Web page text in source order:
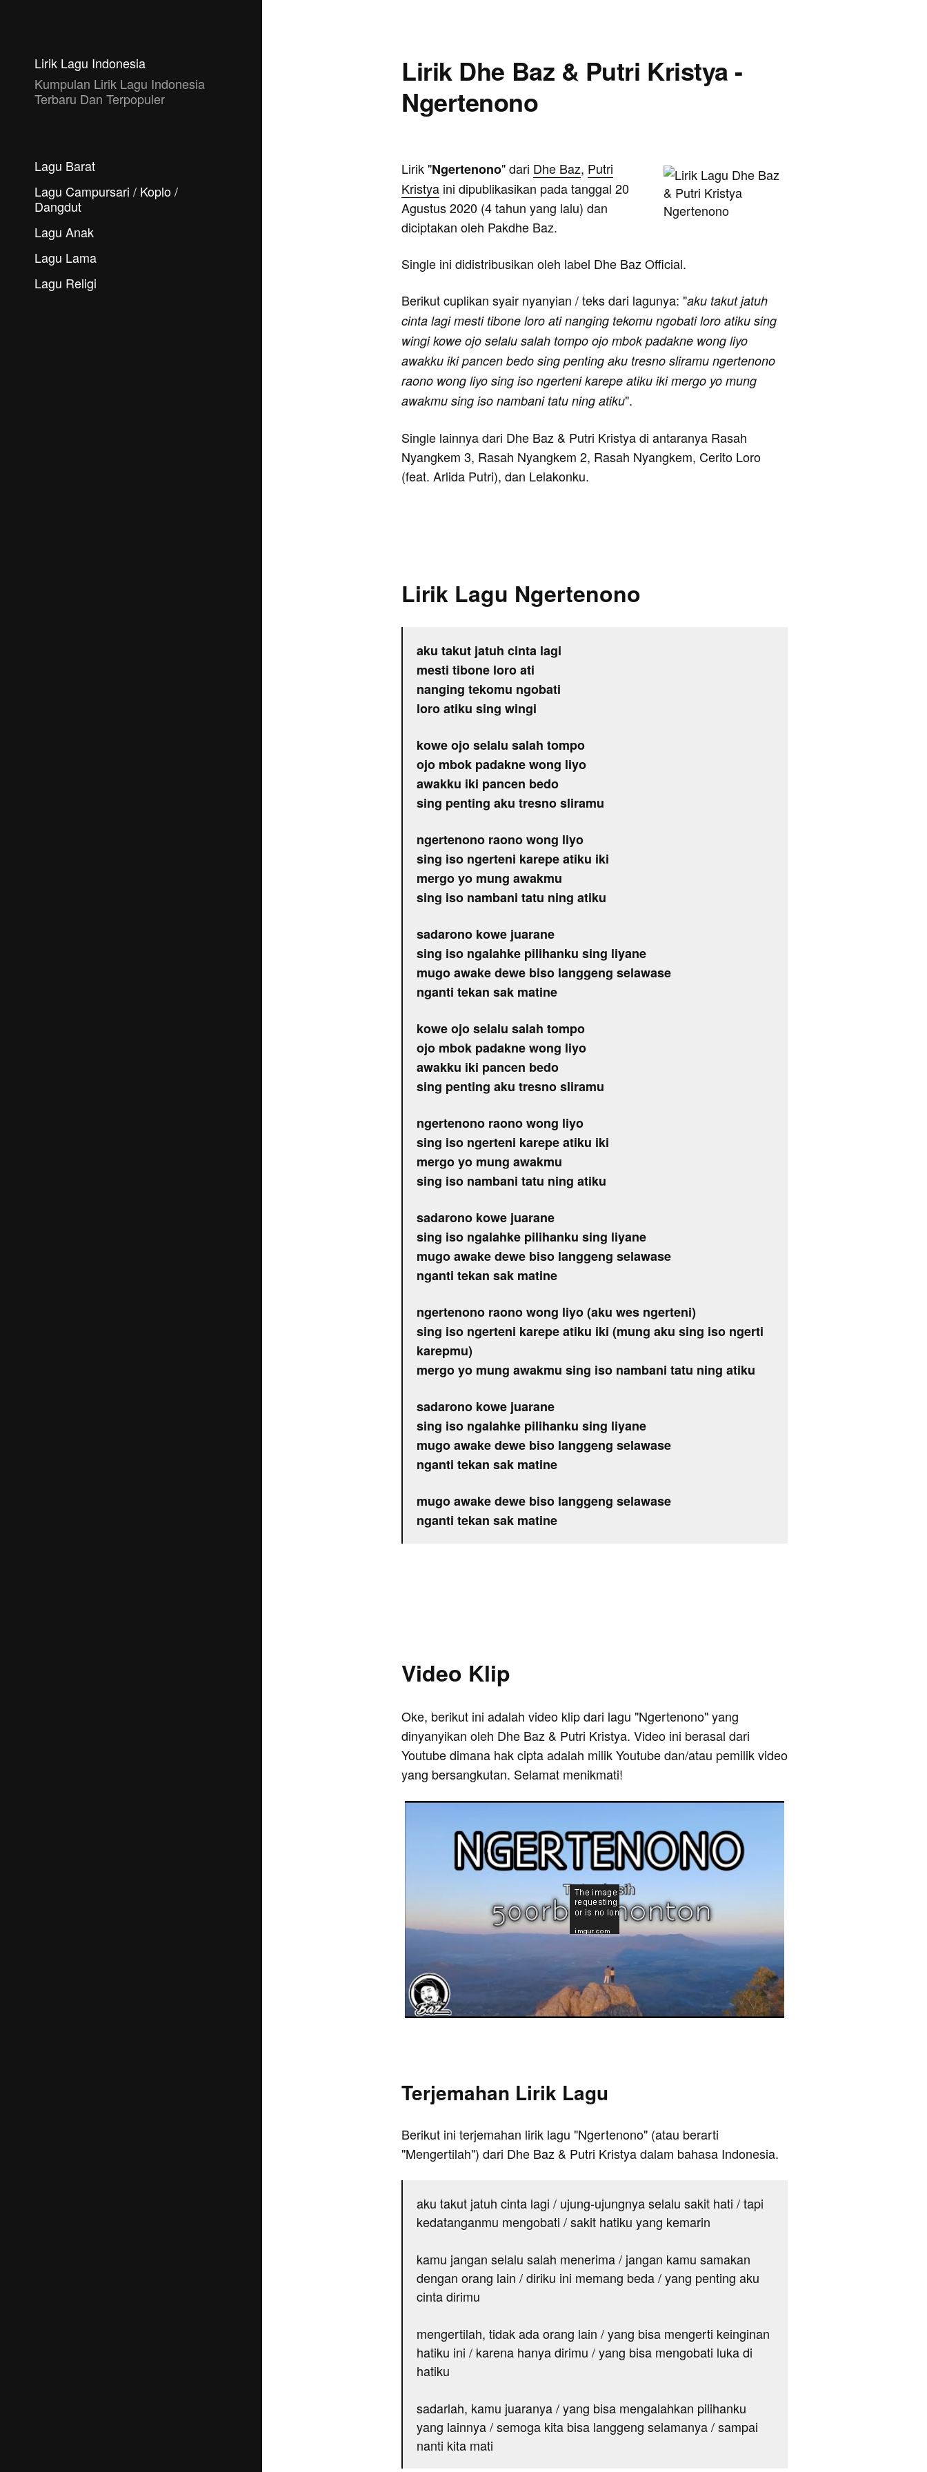
Lirik Lagu Indonesia
Kumpulan Lirik Lagu Indonesia
Terbaru Dan Terpopuler
Lagu Barat
Lagu Campursari / Koplo /
Dangdut
Lagu Anak
Lagu Lama
Lagu Religi
Lirik Dhe Baz & Putri Kristya -
Ngertenono
Lirik "Ngertenono" dari Dhe Baz, Putri
Kristya ini dipublikasikan pada tanggal 20
Agustus 2020 (4 tahun yang lalu) dan
diciptakan oleh Pakdhe Baz.
Single ini didistribusikan oleh label Dhe Baz Official.
Berikut cuplikan syair nyanyian / teks dari lagunya: "aku takut jatuh
cinta lagi mesti tibone loro ati nanging tekomu ngobati loro atiku sing
wingi kowe ojo selalu salah tompo ojo mbok padakne wong liyo
awakku iki pancen bedo sing penting aku tresno sliramu ngertenono
raono wong liyo sing iso ngerteni karepe atiku iki mergo yo mung
awakmu sing iso nambani tatu ning atiku".
Single lainnya dari Dhe Baz & Putri Kristya di antaranya Rasah
Nyangkem 3, Rasah Nyangkem 2, Rasah Nyangkem, Cerito Loro
(feat. Arlida Putri), dan Lelakonku.
Lirik Lagu Ngertenono
aku takut jatuh cinta lagi
mesti tibone loro ati
nanging tekomu ngobati
loro atiku sing wingi
kowe ojo selalu salah tompo
ojo mbok padakne wong liyo
awakku iki pancen bedo
sing penting aku tresno sliramu
ngertenono raono wong liyo
sing iso ngerteni karepe atiku iki
mergo yo mung awakmu
sing iso nambani tatu ning atiku
sadarono kowe juarane
sing iso ngalahke pilihanku sing liyane
mugo awake dewe biso langgeng selawase
nganti tekan sak matine
kowe ojo selalu salah tompo
ojo mbok padakne wong liyo
awakku iki pancen bedo
sing penting aku tresno sliramu
ngertenono raono wong liyo
sing iso ngerteni karepe atiku iki
mergo yo mung awakmu
sing iso nambani tatu ning atiku
sadarono kowe juarane
sing iso ngalahke pilihanku sing liyane
mugo awake dewe biso langgeng selawase
nganti tekan sak matine
ngertenono raono wong liyo (aku wes ngerteni)
sing iso ngerteni karepe atiku iki (mung aku sing iso ngerti
karepmu)
mergo yo mung awakmu sing iso nambani tatu ning atiku
sadarono kowe juarane
sing iso ngalahke pilihanku sing liyane
mugo awake dewe biso langgeng selawase
nganti tekan sak matine
mugo awake dewe biso langgeng selawase
nganti tekan sak matine
Video Klip
Oke, berikut ini adalah video klip dari lagu "Ngertenono" yang
dinyanyikan oleh Dhe Baz & Putri Kristya. Video ini berasal dari
Youtube dimana hak cipta adalah milik Youtube dan/atau pemilik video
yang bersangkutan. Selamat menikmati!
Terjemahan Lirik Lagu
Berikut ini terjemahan lirik lagu "Ngertenono" (atau berarti
"Mengertilah") dari Dhe Baz & Putri Kristya dalam bahasa Indonesia.
aku takut jatuh cinta lagi / ujung-ujungnya selalu sakit hati / tapi
kedatanganmu mengobati / sakit hatiku yang kemarin
kamu jangan selalu salah menerima / jangan kamu samakan
dengan orang lain / diriku ini memang beda / yang penting aku
cinta dirimu
mengertilah, tidak ada orang lain / yang bisa mengerti keinginan
hatiku ini / karena hanya dirimu / yang bisa mengobati luka di
hatiku
sadarlah, kamu juaranya / yang bisa mengalahkan pilihanku
yang lainnya / semoga kita bisa langgeng selamanya / sampai
nanti kita mati